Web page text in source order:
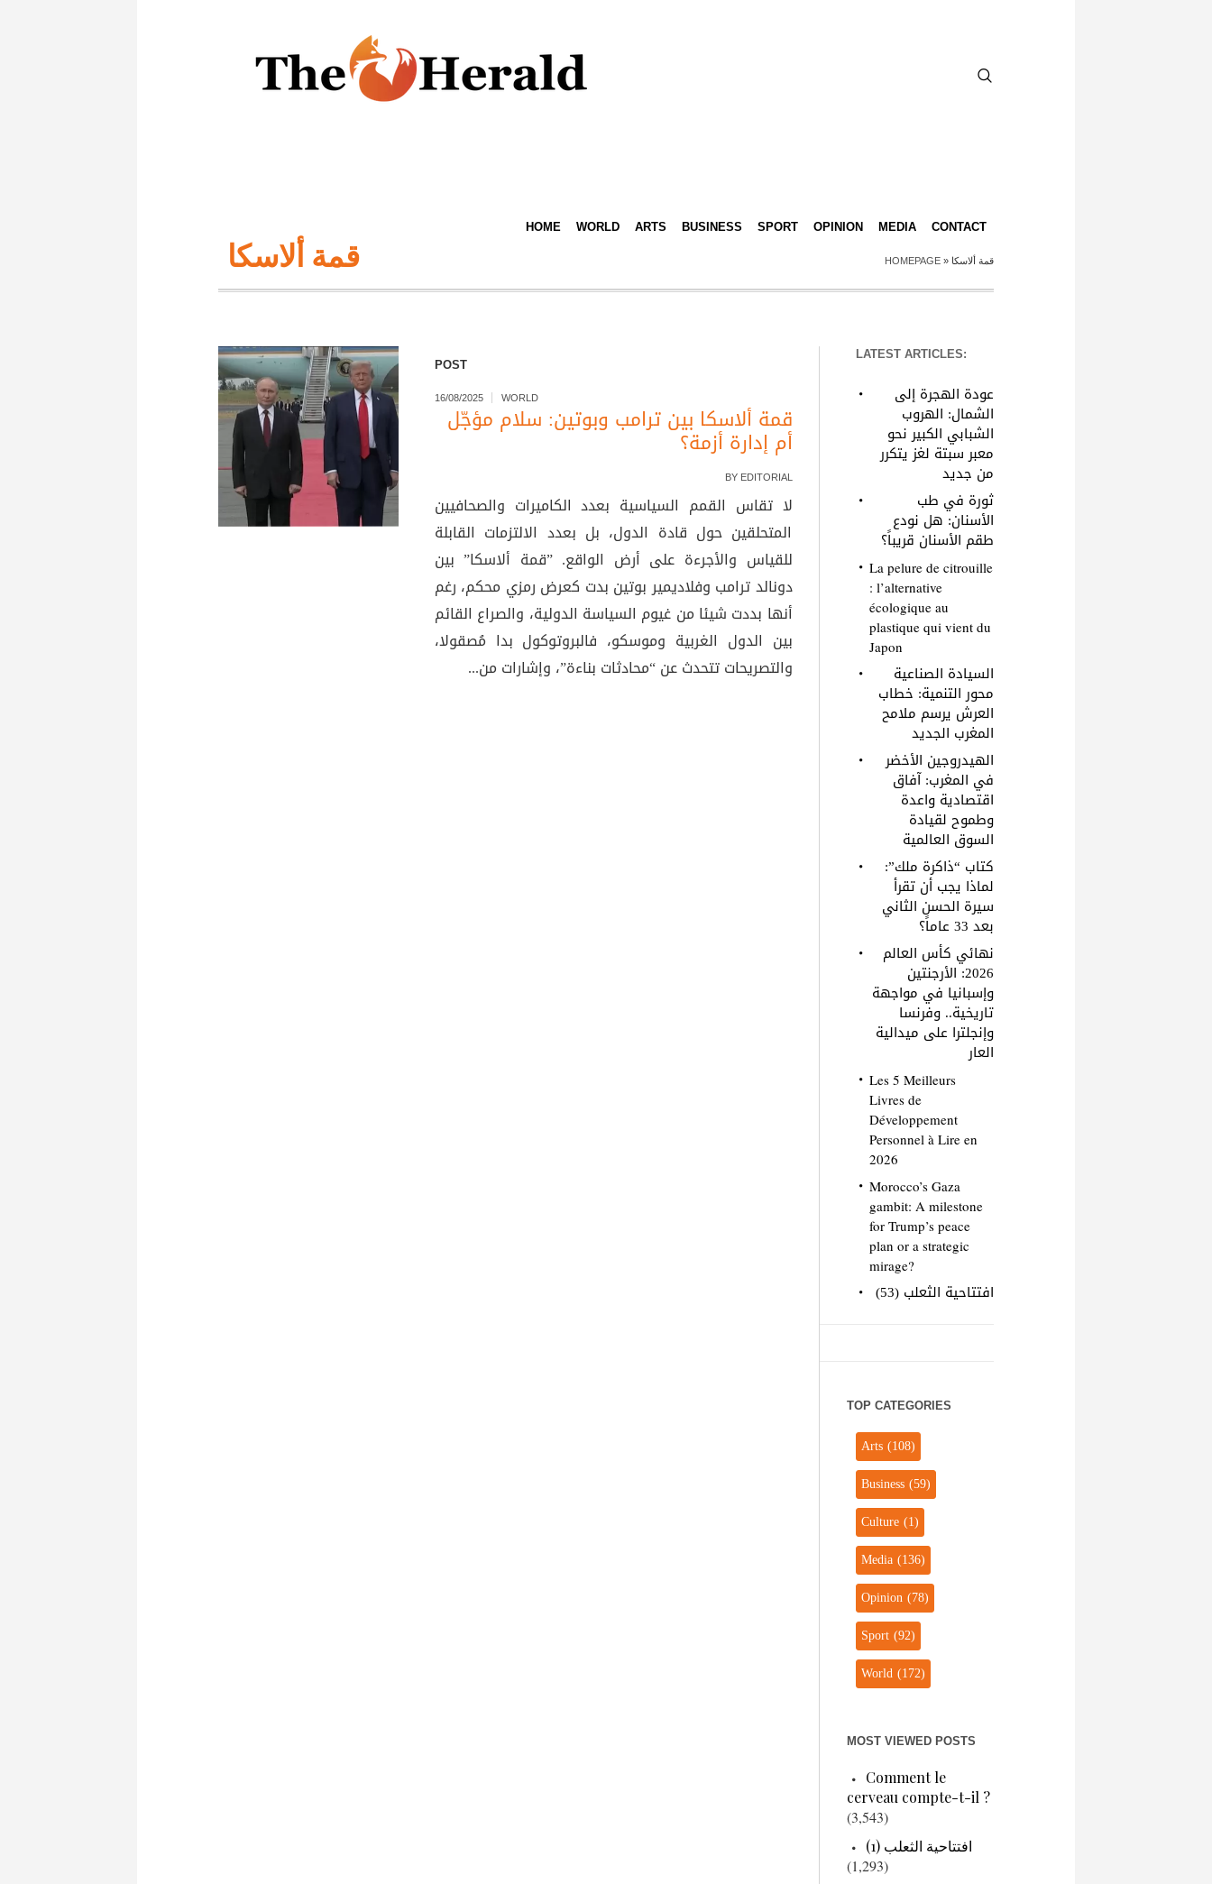
HOME WORLD ARTS BUSINESS SPORT OPINION MEDIA CONTACT
قمة ألاسكا HOMEPAGE » قمة ألاسكا
POST
16/08/2025 WORLD
قمة ألاسكا بين ترامب وبوتين: سلام مؤجّل
أم إدارة أزمة؟
BY EDITORIAL
لا تقاس القمم السياسية بعدد الكاميرات والصحافيين
المتحلقين حول قادة الدول، بل بعدد الالتزمات القابلة
للقياس والأجرءة على أرض الواقع. ”قمة ألاسكا” بين
دونالد ترامب وفلاديمير بوتين بدت كعرض رمزي محكم، رغم
أنها بددت شيئا من غيوم السياسة الدولية، والصراع القائم
بين الدول الغربية وموسكو، فالبروتوكول بدا مُصقولا،
والتصريحات تتحدث عن “محادثات بناءة”، وإشارات من...
LATEST ARTICLES:
عودة الهجرة إلى
الشمال: الهروب
الشبابي الكبير نحو
معبر سبتة لغز يتكرر
من جديد
ثورة في طب
الأسنان: هل نودع
طقم الأسنان قريباً؟
La pelure de citrouille
: l’alternative
écologique au
plastique qui vient du
Japon
السيادة الصناعية
محور التنمية: خطاب
العرش يرسم ملامح
المغرب الجديد
الهيدروجين الأخضر
في المغرب: آفاق
اقتصادية واعدة
وطموح لقيادة
السوق العالمية
كتاب “ذاكرة ملك”:
لماذا يجب أن تقرأ
سيرة الحسن الثاني
بعد 33 عاماً؟
نهائي كأس العالم
2026: الأرجنتين
وإسبانيا في مواجهة
تاريخية.. وفرنسا
وإنجلترا على ميدالية
العار
Les 5 Meilleurs
Livres de
Développement
Personnel à Lire en
2026
Morocco’s Gaza
gambit: A milestone
for Trump’s peace
plan or a strategic
mirage?
افتتاحية الثعلب (53)
TOP CATEGORIES
Arts(108)
Business(59)
Culture(1)
Media(136)
Opinion(78)
Sport(92)
World(172)
MOST VIEWED POSTS
Comment le
cerveau compte-t-il ?
(3,543)
افتتاحية الثعلب (1)
(1,293)